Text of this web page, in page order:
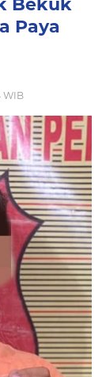
Bekuk
Paya
WIB